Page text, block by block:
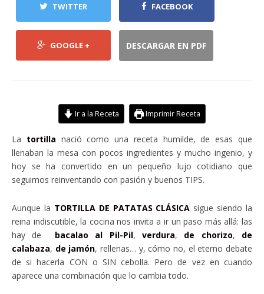
TWITTER FACEBOOK
GOOGLE + DESCARGAR EN PDF
Ir a la Receta Imprimir Receta
La tortilla nació como una receta humilde, de esas que
llenaban la mesa con pocos ingredientes y mucho ingenio, y
hoy se ha convertido en un pequeño lujo cotidiano que
seguimos reinventando con pasión y buenos TIPS.
Aunque la TORTILLA DE PATATAS CLÁSICA sigue siendo la
reina indiscutible, la cocina nos invita a ir un paso más allá: las
hay de bacalao al Pil-Pil,verdura, de chorizo, de
calabaza, de jamón, rellenas… y, cómo no, el eterno debate
de si hacerla CON o SIN cebolla. Pero de vez en cuando
aparece una combinación que lo cambia todo.